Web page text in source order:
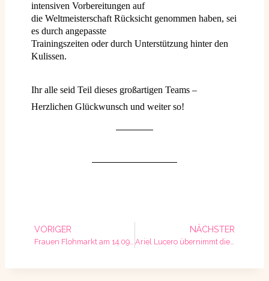
intensiven Vorbereitungen auf
die Weltmeisterschaft Rücksicht genommen haben, sei
es durch angepasste
Trainingszeiten oder durch Unterstützung hinter den
Kulissen.
Ihr alle seid Teil dieses großartigen Teams –
Herzlichen Glückwunsch und weiter so!
VORIGER
Frauen Flohmarkt am 14.09.2024
NÄCHSTER
Ariel Lucero übernimmt die Salsa Kurse